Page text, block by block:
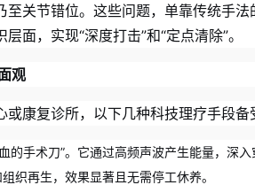
崇明区
关节错位。这些问题，单靠传统手
面，实现“深度打击”和“定点清除”。
观
康复诊所，以下几种科技理疗手段备
的手术刀”。它通过高频声波产生能量，深
织再生，效果显著且无需停工休养。